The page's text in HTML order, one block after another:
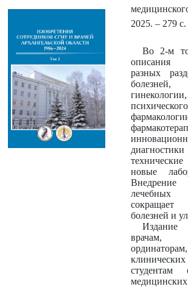
2025. – 279 с.
Во 2-м
описания
разных
новые
болезней и
Издание
врачам,
студентам
медицинских